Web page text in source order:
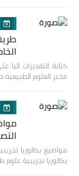
كتابة التقديرات
مخبر العلوم
مواضيع بكالوريا
بكالوريا تجريبية